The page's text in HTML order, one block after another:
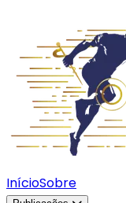
InícioSobre